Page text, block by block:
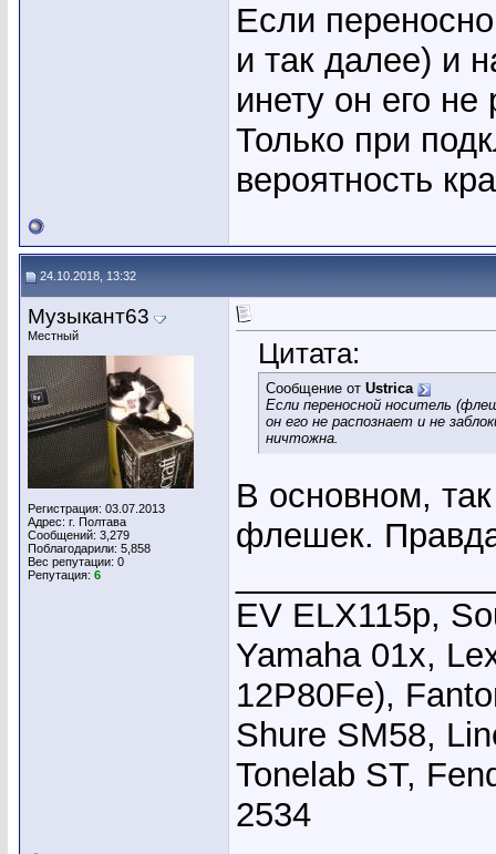
Если
и так далее) и
инету он его не
Только при
вероятность
24.10.2018, 13:32
Музыкант63
Местный
Регистрация: 03.07.2013
Адрес: г. Полтава
Сообщений: 3,279
Поблагодарили: 5,858
Вес репутации: 0
Репутация: 6
Цитата:
Сообщение от Ustrica
Если переносной носитель
он его не распознает и не
ничтожна.
В основном,
флешек.
EV ELX115p,
Yamaha 01x,
12P80Fe),
Shure SM58,
Tonelab ST,
2534